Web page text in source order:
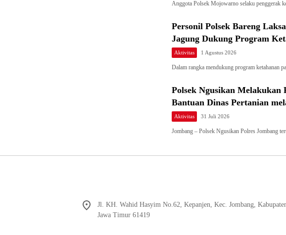
Anggota Polsek Mojowarno selaku penggerak
Personil Polsek Bareng
Jagung Dukung Program
Aktivitas 1 Agustus 2026
Dalam rangka mendukung program ketahanan
Polsek Ngusikan Melakukan
Bantuan Dinas Pertanian
Aktivitas 31 Juli 2026
Jombang – Polsek Ngusikan Polres Jombang
Jl. KH. Wahid Hasyim No.62, Kepanjen, Kec. Jombang,
Jawa Timur 61419